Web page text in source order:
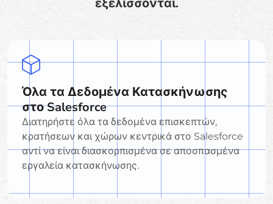
Όλα τα Δεδομένα Κατασκήνωσης
στο Salesforce
Διατηρήστε όλα τα δεδομένα επισκεπτών,
κρατήσεων και χώρων κεντρικά στο Salesforce
αντί να είναι διασκορπισμένα σε αποσπασμένα
εργαλεία κατασκήνωσης.